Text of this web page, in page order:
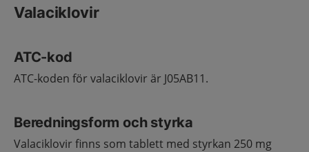
Valaciklovir
ATC-kod
ATC-koden för valaciklovir är J05AB11.
Beredningsform och styrka
Valaciklovir finns som tablett med styrkan 250 mg